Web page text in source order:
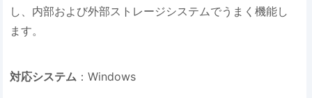
し、内部および外部ストレージシステムでうまく機能し
ます。
対応システム ：Windows